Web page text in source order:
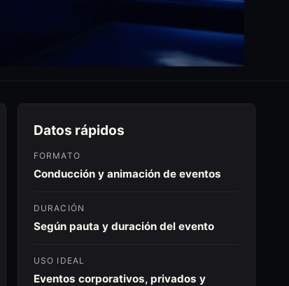
Datos rápidos
FORMATO
Conducción y animación de eventos
DURACIÓN
Según pauta y duración del evento
USO IDEAL
Eventos corporativos, privados y